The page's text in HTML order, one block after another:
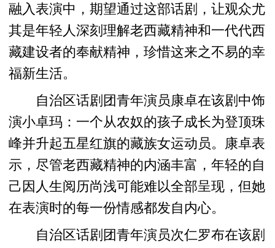
融入表演中，期望通过这部话剧，让观众尤
其是年轻人深刻理解老西藏精神和一代代西
藏建设者的奉献精神，珍惜这来之不易的幸
福新生活。
自治区话剧团青年演员康卓在该剧中饰
演小卓玛：一个从农奴的孩子成长为登顶珠
峰并升起五星红旗的藏族女运动员。康卓表
示，尽管老西藏精神的内涵丰富，年轻的自
己因人生阅历尚浅可能难以全部呈现，但她
在表演时的每一份情感都发自内心。
自治区话剧团青年演员次仁罗布在该剧